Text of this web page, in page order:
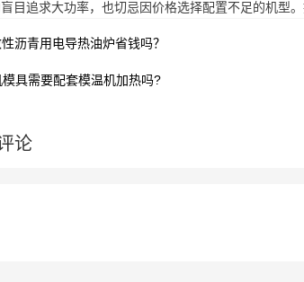
目追求大功率，也切忌因价格选择配置不足的机型
沥青用电导热油炉省钱吗？
具需要配套模温机加热吗?
论